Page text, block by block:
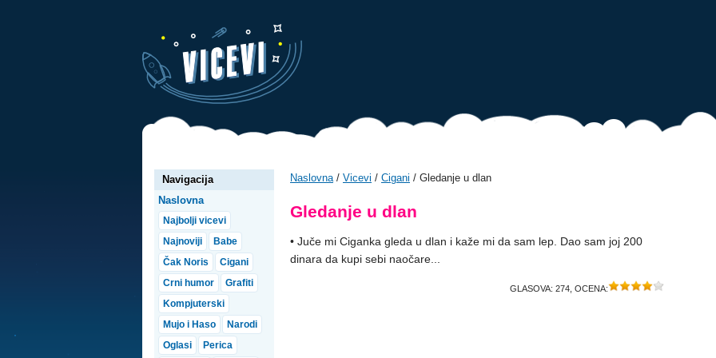
Naslovna/ Vicevi / Cigani / Gledanje u dlan
Gledanje u dlan
• Juče mi Ciganka gleda u dlan i kaže mi da sam lep. Dao sam joj 200
dinara da kupi sebi naočare...
GLASOVA: 274 , OCENA:
Navigacija
Naslovna
Najbolji vicevi
Najnoviji
Babe
Čak Noris
Cigani
Crni humor
Grafiti
Kompjuterski
Mujo i Haso
Narodi
Oglasi
Perica